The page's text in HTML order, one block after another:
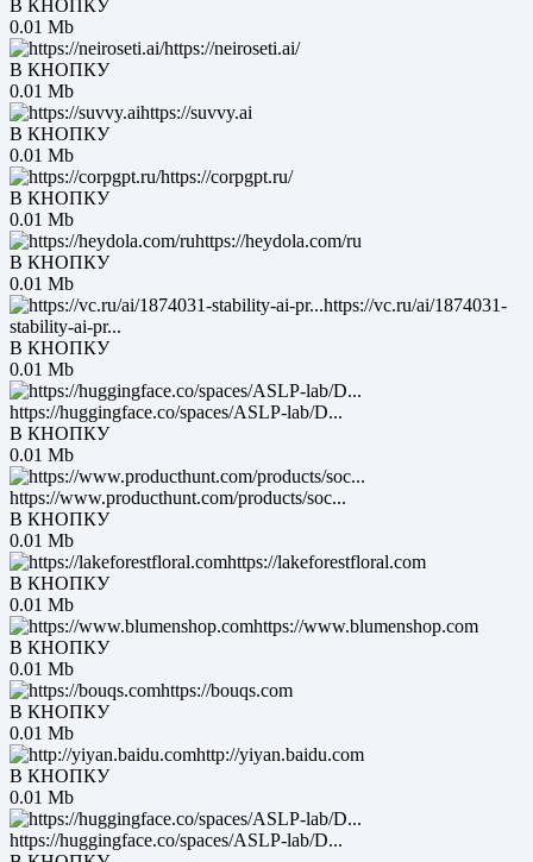
В КНОПКУ
0.01 Mb
https://neiroseti.ai/
В КНОПКУ
0.01 Mb
https://suvvy.ai
В КНОПКУ
0.01 Mb
https://corpgpt.ru/
В КНОПКУ
0.01 Mb
https://heydola.com/ru
В КНОПКУ
0.01 Mb
https://vc.ru/ai/1874031-
stability-ai-pr...
В КНОПКУ
0.01 Mb
https://huggingface.co/spaces/ASLP-lab/D...
В КНОПКУ
0.01 Mb
https://www.producthunt.com/products/soc...
В КНОПКУ
0.01 Mb
https://lakeforestfloral.com
В КНОПКУ
0.01 Mb
https://www.blumenshop.com
В КНОПКУ
0.01 Mb
https://bouqs.com
В КНОПКУ
0.01 Mb
http://yiyan.baidu.com
В КНОПКУ
0.01 Mb
https://huggingface.co/spaces/ASLP-lab/D...